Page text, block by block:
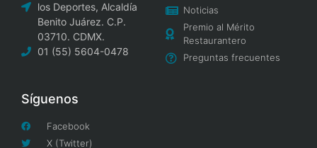
los Deportes, Alcaldía
Benito Juárez. C.P.
03710. CDMX.
01 (55) 5604-0478
Noticias
Premio al Mérito
Restaurantero
Preguntas frecuentes
Síguenos
Facebook
X (Twitter)